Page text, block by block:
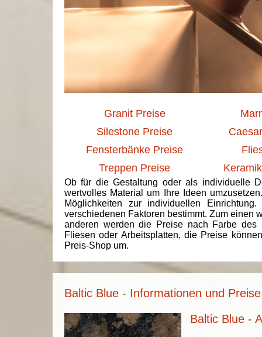
Granit Preise
Silestone Preise
Fensterbänke Preise
Treppen Preise
Ob für die Gestaltung oder als individuelle
wertvolles Material um Ihre Ideen
Möglichkeiten zur individuellen
verschiedenen Faktoren bestimmt. Zum einen
anderen werden die Preise nach Farbe des
Fliesen oder Arbeitsplatten, die Preise
Preis-Shop um.
Baltic Blue - Informationen und Preise
Baltic Blue -